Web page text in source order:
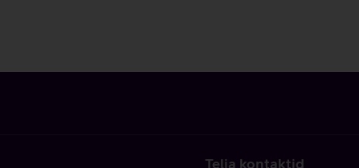
Telia kontaktid